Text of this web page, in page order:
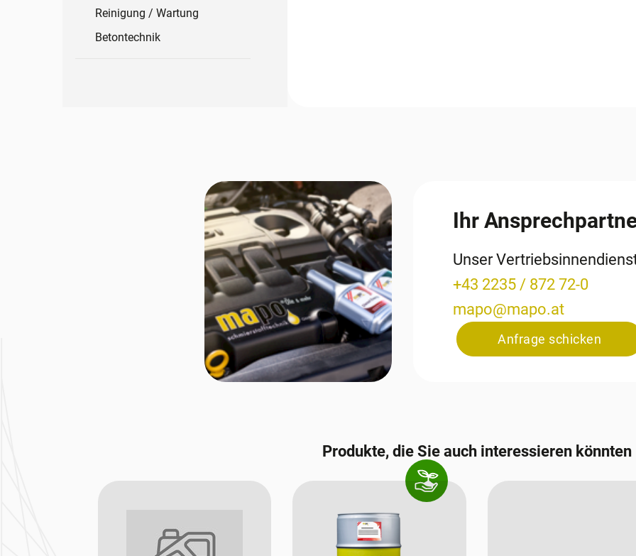
Reinigung / Wartung
Betontechnik
Ihr
Unser
+43 2235 / 872 72-0
mapo@mapo.at
Anfrage schicken
Produkte, die Sie auch interessieren könnten